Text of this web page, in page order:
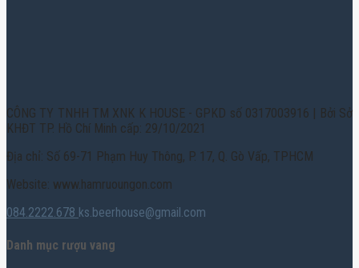
CÔNG TY TNHH TM XNK K HOUSE - GPKD số 0317003916 | Bởi Sở
KHĐT TP. Hồ Chí Minh cấp: 29/10/2021
Địa chỉ: Số 69-71 Phạm Huy Thông, P. 17, Q. Gò Vấp, TPHCM
Website: www.hamruoungon.com
084.2222.678 ks.beerhouse@gmail.com
Danh mục rượu vang